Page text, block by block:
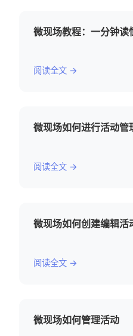
微现场教程：一分钟读
阅读全文 →
微现场如何进行活动管
阅读全文 →
微现场如何创建编辑活
阅读全文 →
微现场如何管理活动